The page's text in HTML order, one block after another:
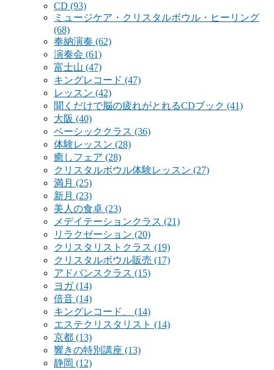
CD (93)
ミュージケア・クリスタルボウル・ヒーリング
(68)
奉納演奏 (62)
演奏会 (61)
富士山 (47)
キングレコード (47)
レッスン (42)
聞くだけで脳の疲れがとれるCDブック (41)
大阪 (40)
ベーシッククラス (36)
体験レッスン (28)
癒しフェア (28)
クリスタルボウル体験レッスン (27)
満月 (25)
新月 (23)
美人の食卓 (23)
メデイテーションクラス (21)
リラクゼーション (20)
クリスタリストクラス (19)
クリスタルボウル販売 (17)
アドバンスクラス (15)
ヨガ(14)
倍音 (14)
キングレコード、 (14)
エステクリスタリスト (14)
京都 (13)
響きの特別講座 (13)
静岡 (12)